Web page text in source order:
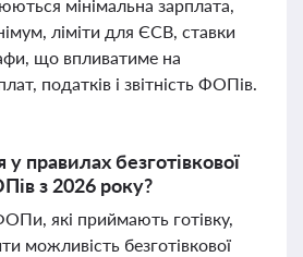
мінімальна зарплата,
ліміти для ЄСВ, ставки
що впливатиме на
податків і звітність ФОПів.
правилах безготівкової
з 2026 року?
які приймають готівку,
можливість безготівкової